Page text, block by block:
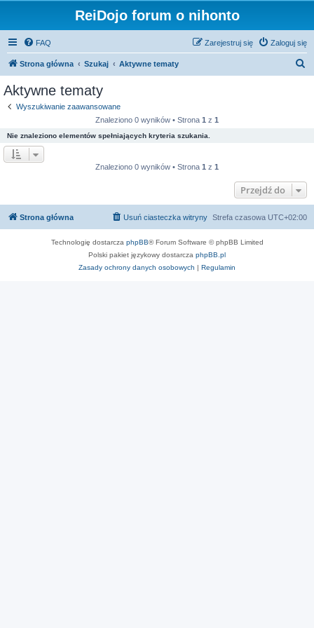
ReiDojo forum o nihonto
FAQ Zaloguj się
Zarejestruj się
Strona główna Szukaj Aktywne tematy
Aktywne tematy
Wyszukiwanie zaawansowane
Znaleziono 0 wyników • Strona 1 z 1
Nie znaleziono elementów spełniających kryteria szukania.
Znaleziono 0 wyników • Strona 1 z 1
Przejdź do
Strona główna Strefa czasowa UTC+02:00
Usuń ciasteczka witryny
Technologię dostarcza phpBB® Forum Software © phpBB Limited
Polski pakiet językowy dostarcza phpBB.pl
Zasady ochrony danych osobowych | Regulamin